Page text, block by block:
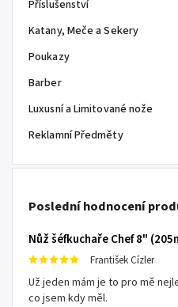
Příslušenství
Katany, Meče a Sekery
Poukazy
Barber
Luxusní a Limitované nože
Reklamní Předměty
Poslední hodnocení
František Cízler
Už jeden mám je to pro mě
co jsem kdy měl.